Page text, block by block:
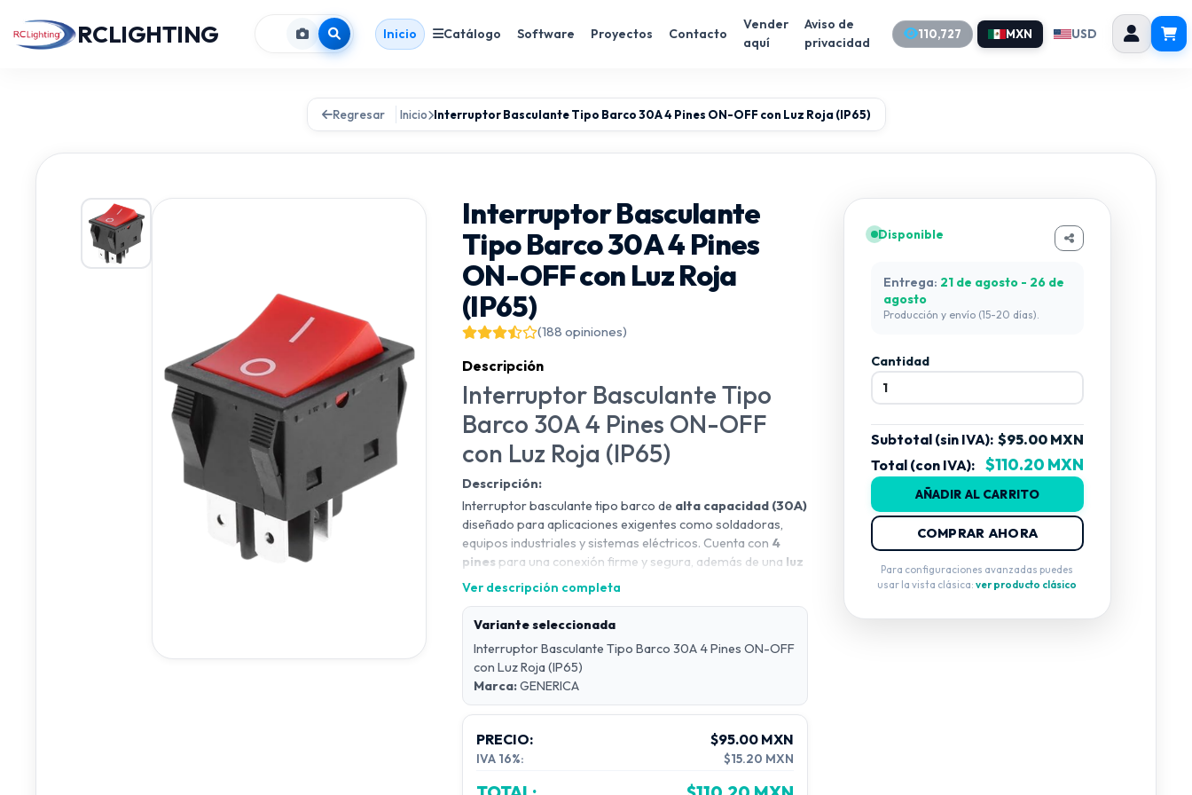
RCLIGHTING Inicio Catálogo Software Proyectos Contacto
Vender
aquí
Aviso de
privacidad
110,727 MXN USD
Regresar Inicio Interruptor Basculante Tipo Barco 30A 4 Pines ON-OFF con Luz Roja (IP65)
Interruptor Basculante
Tipo Barco 30A 4 Pines
ON-OFF con Luz Roja
(IP65)
(188 opiniones)
Descripción
Interruptor Basculante Tipo
Barco 30A 4 Pines ON-OFF
con Luz Roja (IP65)
Descripción:
Interruptor basculante tipo barco de alta capacidad (30A)
diseñado para aplicaciones exigentes como soldadoras,
equipos industriales y sistemas eléctricos. Cuenta con 4
pines para una conexión firme y segura, además de una luz
indicadora roja
que facilita la visualización del estado
(encendido/apagado).
Fabricado conmaterial plástico retardante de llama
grado de protecciónIP65lo hace resistente al agua y polvo,
ideal para entornos industriales o exteriores.
Su diseño robusto garantiza un
confiable y larga vida útil.
⚙️ Especificaciones Técnicas:
Ver descripción completa
Variante seleccionada
Interruptor Basculante Tipo Barco 30A 4 Pines ON-OFF
con Luz Roja (IP65)
Marca:GENERICA
PRECIO: $95.00 MXN
IVA 16%: $15.20 MXN
Disponible
Entrega: 21 de agosto - 26 de
agosto
Producción y envío (15-20 días).
Cantidad
Subtotal (sin IVA): $95.00 MXN
Total (con IVA):
$110.20 MXN
AÑADIR AL CARRITO
COMPRAR AHORA
Para configuraciones avanzadas puedes
usar la vista clásica:ver producto clásico